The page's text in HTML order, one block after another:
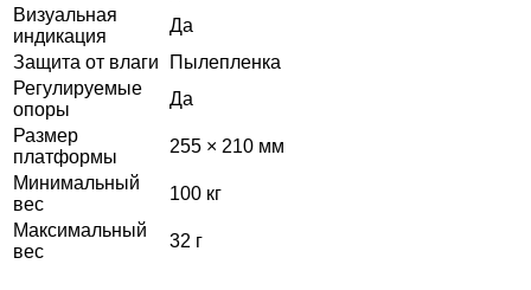
Визуальная
индикация
Да
Защита от влаги
Пылепленка
Регулируемые
опоры
Да
Размер
платформы
255 × 210 мм
Минимальный
вес
100 кг
Максимальный
вес
32 г